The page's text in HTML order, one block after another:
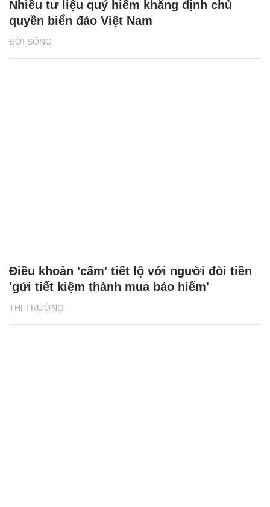
ĐỜI SỐNG
Nhiều tư liệu quý hiếm khẳng định chủ
quyền biển đảo Việt Nam
THỊ TRƯỜNG
Điều khoản 'cấm' tiết lộ với người đòi tiền
'gửi tiết kiệm thành mua bảo hiểm'